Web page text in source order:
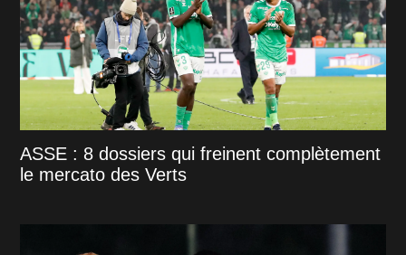
ASSE : 8 dossiers qui freinent complètement
le mercato des Verts